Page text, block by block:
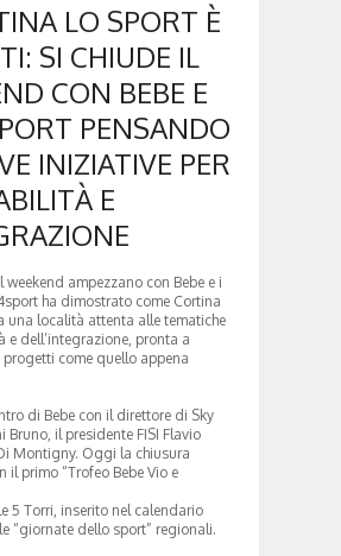
LO SPORT È
SI CHIUDE IL
CON BEBE E
PENSANDO
INIZIATIVE PER
E
weekend ampezzano con Bebe e i
ha dimostrato come Cortina
una località attenta alle tematiche
e dell’integrazione, pronta a
progetti come quello appena
di Bebe con il direttore di Sky
Bruno, il presidente FISI Flavio
Montigny. Oggi la chiusura
il primo “Trofeo Bebe Vio e
5 Torri, inserito nel calendario
“giornate dello sport” regionali.